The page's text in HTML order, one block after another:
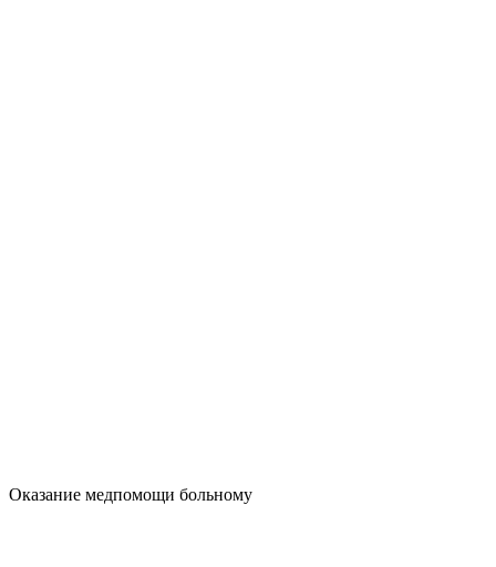
Оказание медпомощи больному